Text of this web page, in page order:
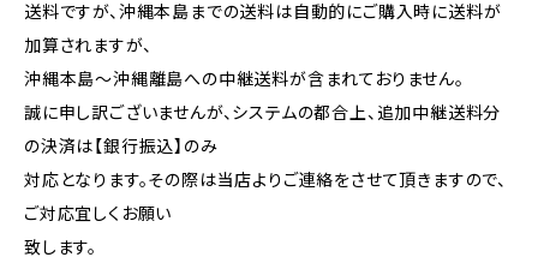
送料ですが、沖縄本島までの送料は自動的にご購入時に送料が
加算されますが、
沖縄本島～沖縄離島への中継送料が含まれておりません。
誠に申し訳ございませんが、システムの都合上、追加中継送料分
の決済は【銀行振込】のみ
対応となります。その際は当店よりご連絡をさせて頂きますので、
ご対応宜しくお願い
致します。